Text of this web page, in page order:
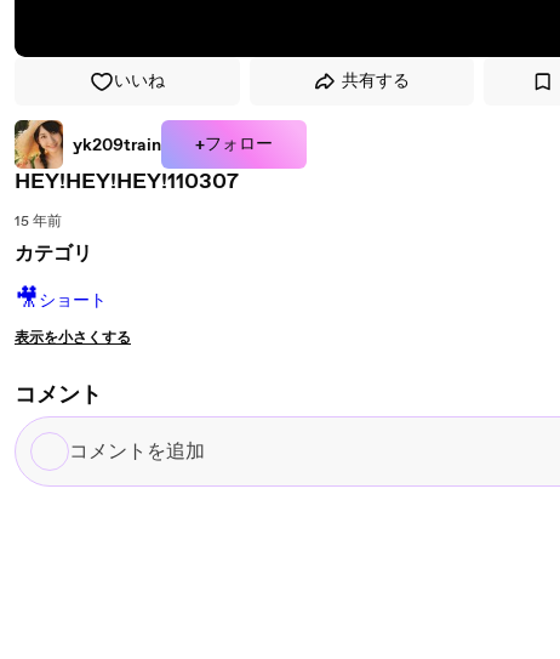
いいね 共有する
yk209train +フォロー
HEY!HEY!HEY!110307
15 年前
カテゴリ
🎥ショート
表示を小さくする
コメント
コ
メ